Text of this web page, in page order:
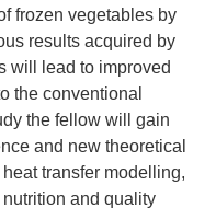
frozen vegetables by
results acquired by
will lead to improved
the conventional
the fellow will gain
and new theoretical
transfer modelling,
and quality